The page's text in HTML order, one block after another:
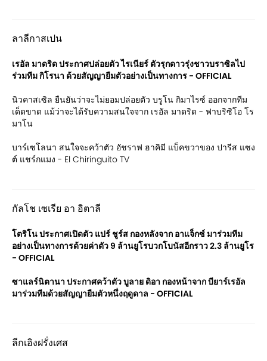
ลาลีกาสเปน
เรอัล มาดริด ประกาศปล่อยตัว ไรเนียร์ ตัวรุกดาวรุ่งชาวบราซิลไป
ร่วมทีม กิโรนา ด้วยสัญญายืมตัวอย่างเป็นทางการ - OFFICIAL
นิวคาสเซิล ยืนยันว่าจะไม่ยอมปล่อยตัว บรูโน กิมาไรซ์ ออกจากทีม
เด็ดขาด แม้ว่าจะได้รับความสนใจจาก เรอัล มาดริด - ฟาบริซิโอ โร
มาโน
บาร์เซโลนา สนใจจะคว้าตัว อัชราฟ ฮาคิมี แบ็คขวาของ ปารีส แซง
ต์ แชร์กแมง - El Chiringuito TV
กัลโช เซเรีย อา อิตาลี
โตริโน ประกาศเปิดตัว แปร์ ชูร์ส กองหลังจาก อาแจ็กซ์ มาร่วมทีม
อย่างเป็นทางการด้วยค่าตัว 9 ล้านยูโรบวกโบนัสอีกราว 2.3 ล้านยูโร
- OFFICIAL
ซาแลร์นิตานา ประกาศคว้าตัว บูลาย ดิอา กองหน้าจาก บียาร์เรอัล
มาร่วมทีมด้วยสัญญายืมตัวหนึ่งฤดูดาล - OFFICIAL
ลีกเอิงฝรั่งเศส